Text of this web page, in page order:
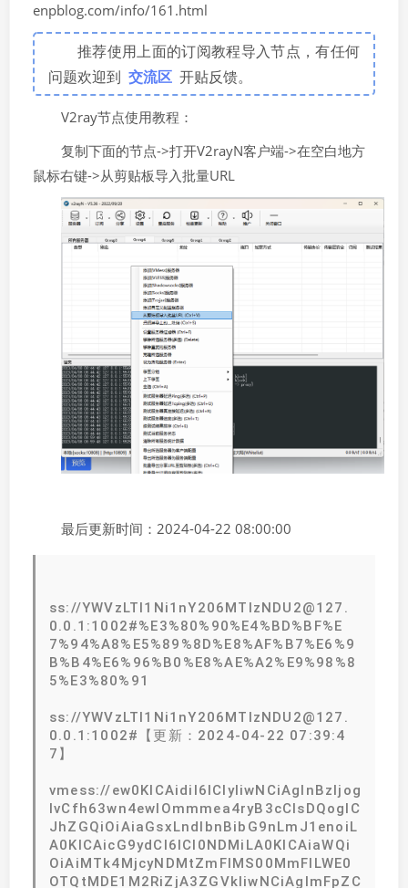
enpblog.com/info/161.html
推荐使用上面的订阅教程导入节点，有任何
问题欢迎到 交流区 开贴反馈。
V2ray节点使用教程：
复制下面的节点->打开V2rayN客户端->在空白地方
鼠标右键->从剪贴板导入批量URL
最后更新时间：2024-04-22 08:00:00
ss://YWVzLTI1Ni1nY206MTIzNDU2@127.
0.0.1:1002#%E3%80%90%E4%BD%BF%E
7%94%A8%E5%89%8D%E8%AF%B7%E6%9
B%B4%E6%96%B0%E8%AE%A2%E9%98%8
5%E3%80%91
ss://YWVzLTI1Ni1nY206MTIzNDU2@127.
0.0.1:1002#【更新：2024-04-22 07:39:4
7】
vmess://ew0KICAidiI6ICIyIiwNCiAgInBzIjog
IvCfh63wn4ewIOmmmea4ryB3cCIsDQogIC
JhZGQiOiAiaGsxLndlbnBibG9nLmJ1enoiL
A0KICAicG9ydCI6ICI0NDMiLA0KICAiaWQi
OiAiMTk4MjcyNDMtZmFlMS00MmFlLWE0
OTQtMDE1M2RiZjA3ZGVkIiwNCiAgImFpZC